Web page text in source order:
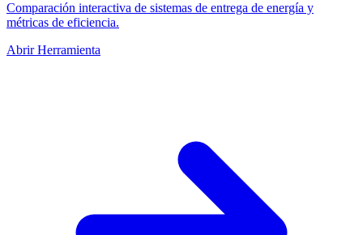
Comparación interactiva de sistemas de entrega de energía y
métricas de eficiencia.
Abrir Herramienta